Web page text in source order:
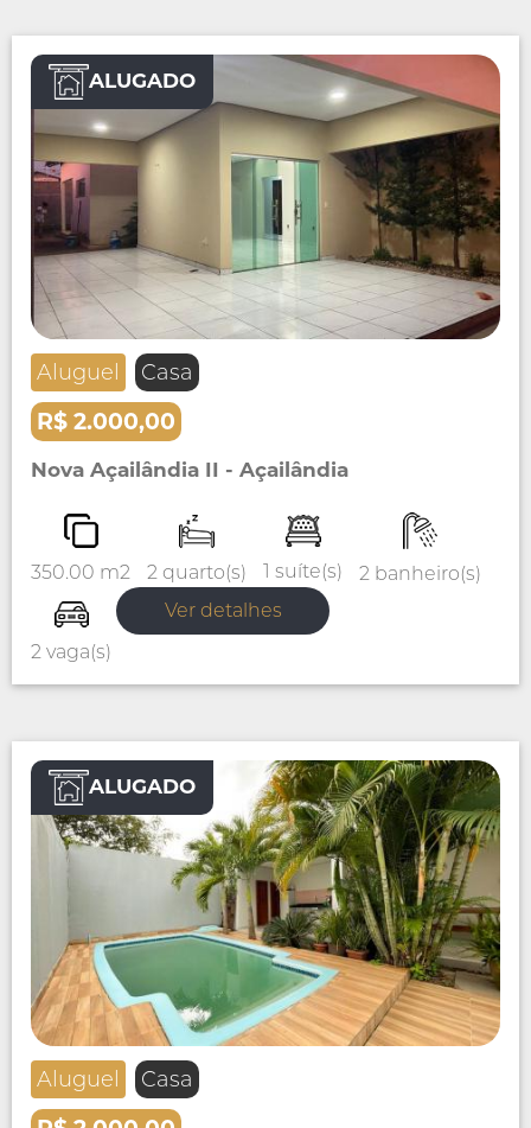
ALUGADO
Aluguel Casa
R$ 2.000,00
Nova Açailândia II - Açailândia
350.00 m2 2 quarto(s) 1 suíte(s) 2 banheiro(s)
2 vaga(s)
Ver detalhes
ALUGADO
Aluguel Casa